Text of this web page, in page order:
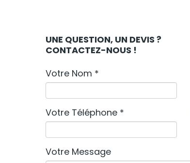
UNE QUESTION, UN DEVIS ?
CONTACTEZ-NOUS !
Votre Nom *
Votre Téléphone *
Votre Message